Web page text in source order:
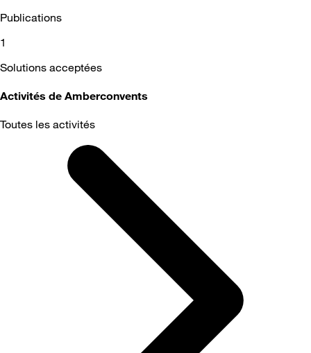
Publications
1
Solutions acceptées
Activités de Amberconvents
Toutes les activités